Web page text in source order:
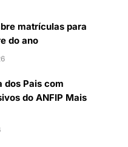
matrículas para
do ano
dos Pais com
do ANFIP Mais